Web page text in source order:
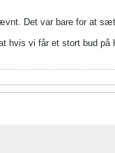
Det var bare for at
hvis vi får et stort bud